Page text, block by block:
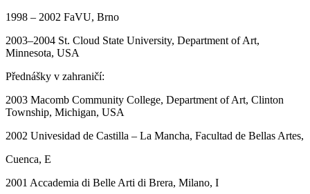
1998 – 2002 FaVU, Brno
2003–2004 St. Cloud State University, Department of Art,
Minnesota, USA
Přednášky v zahraničí:
2003 Macomb Community College, Department of Art, Clinton
Township, Michigan, USA
2002 Univesidad de Castilla – La Mancha, Facultad de Bellas Artes,
Cuenca, E
2001 Accademia di Belle Arti di Brera, Milano, I